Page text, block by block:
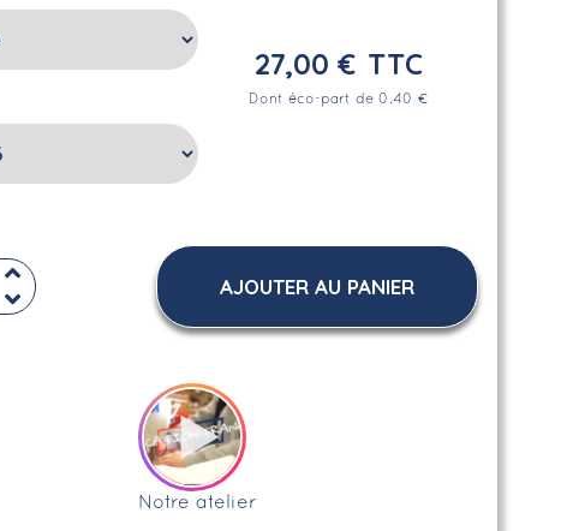
27,00 € TTC
Dont éco-part de 0.40 €
AJOUTER AU PANIER
Notre atelier